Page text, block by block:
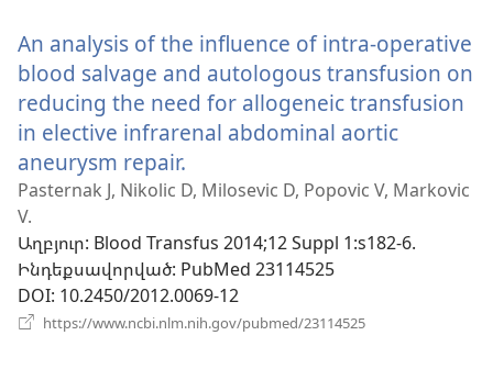
պատուհան)
An analysis of the influence of intra-operative
blood salvage and autologous transfusion on
reducing the need for allogeneic transfusion
in elective infrarenal abdominal aortic
aneurysm repair.
է
պատուհան)
Pasternak J, Nikolic D, Milosevic D, Popovic V, Markovic
V.
Աղբյուր‎: Blood Transfus 2014;12 Suppl 1:s182-6.
Ինդեքսավորված‎: PubMed 23114525
DOI‎: 10.2450/2012.0069-12
https://www.ncbi.nlm.nih.gov/pubmed/23114525